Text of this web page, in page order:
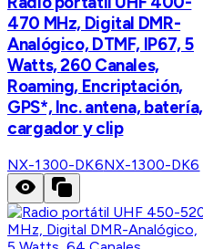
470 MHz, Digital DMR-
Analógico, DTMF, IP67, 5
Watts, 260 Canales,
Roaming, Encriptación,
GPS*, Inc. antena, batería,
cargador y clip
NX-1300-DK6NX-1300-DK6